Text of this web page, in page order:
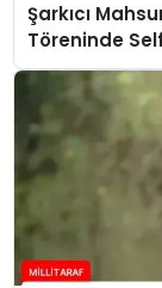
Şarkıcı
Töreninde